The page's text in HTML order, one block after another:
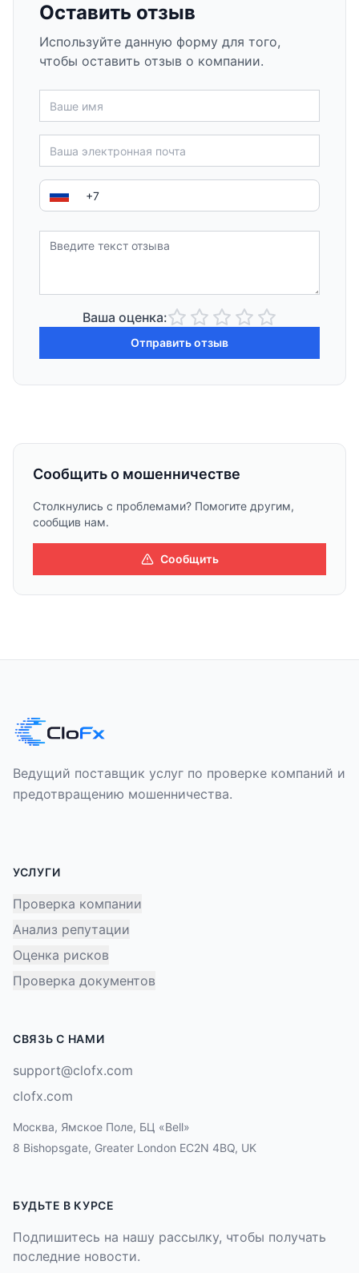
Оставить отзыв
Используйте данную форму для того,
чтобы оставить отзыв о компании.
Ваша оценка:
Отправить отзыв
Сообщить о мошенничестве
Столкнулись с проблемами? Помогите другим,
сообщив нам.
Сообщить
Ведущий поставщик услуг по проверке компаний и
предотвращению мошенничества.
УСЛУГИ
Проверка компании
Анализ репутации
Оценка рисков
Проверка документов
СВЯЗЬ С НАМИ
support@clofx.com
clofx.com
Москва, Ямское Поле, БЦ «Bell»
8 Bishopsgate, Greater London EC2N 4BQ, UK
БУДЬТЕ В КУРСЕ
Подпишитесь на нашу рассылку, чтобы получать
последние новости.